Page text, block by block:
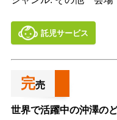
託児サービス
完売
世界で活躍中の沖澤の